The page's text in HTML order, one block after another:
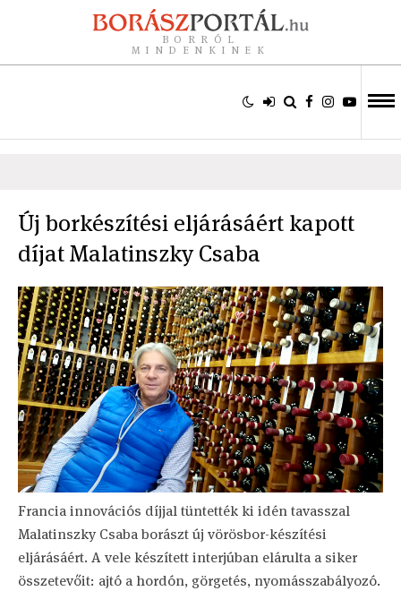
BORRÓL
MINDENKINEK
Új borkészítési eljárásáért kapott
díjat Malatinszky Csaba
Francia innovációs díjjal tüntették ki idén tavasszal
Malatinszky Csaba borászt új vörösbor-készítési
eljárásáért. A vele készített interjúban elárulta a siker
összetevőit: ajtó a hordón, görgetés, nyomásszabályozó.